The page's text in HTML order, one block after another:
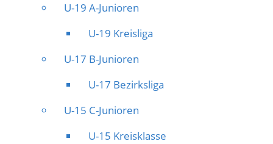
U-19 A-Junioren
U-19 Kreisliga
U-17 B-Junioren
U-17 Bezirksliga
U-15 C-Junioren
U-15 Kreisklasse